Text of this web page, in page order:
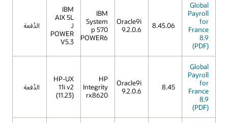
Global
Payroll
for
France
8.9
(PDF)
8.45.06
Oracle9i
9.2.0.6
IBM
System
p 570
POWER6
IBM
AIX 5L
لـ
POWER
V5.3
الدُفعة
Global
Payroll
for
France
8.9
(PDF)
8.45
Oracle9i
9.2.0.6
HP
Integrity
rx8620
HP-UX
11i v2
(11.23)
الدُفعة